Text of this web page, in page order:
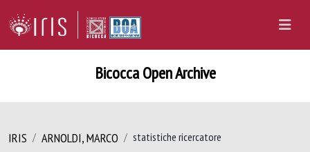
Bicocca Open Archive
IRIS ARNOLDI, MARCO statistiche ricercatore